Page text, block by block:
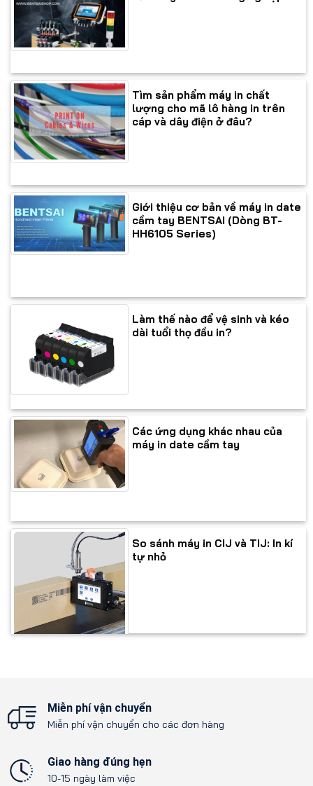
Tìm sản phẩm máy in chất
lượng cho mã lô hàng in trên
cáp và dây điện ở đâu?
Giới thiệu cơ bản về máy in date
cầm tay BENTSAI (Dòng BT-
HH6105 Series)
Làm thế nào để vệ sinh và kéo
dài tuổi thọ đầu in?
Các ứng dụng khác nhau của
máy in date cầm tay
So sánh máy in CIJ và TIJ: In kí
tự nhỏ
Miễn phí vận chuyển
Miễn phí vận chuyển cho các đơn hàng
Giao hàng đúng hẹn
10-15 ngày làm việc